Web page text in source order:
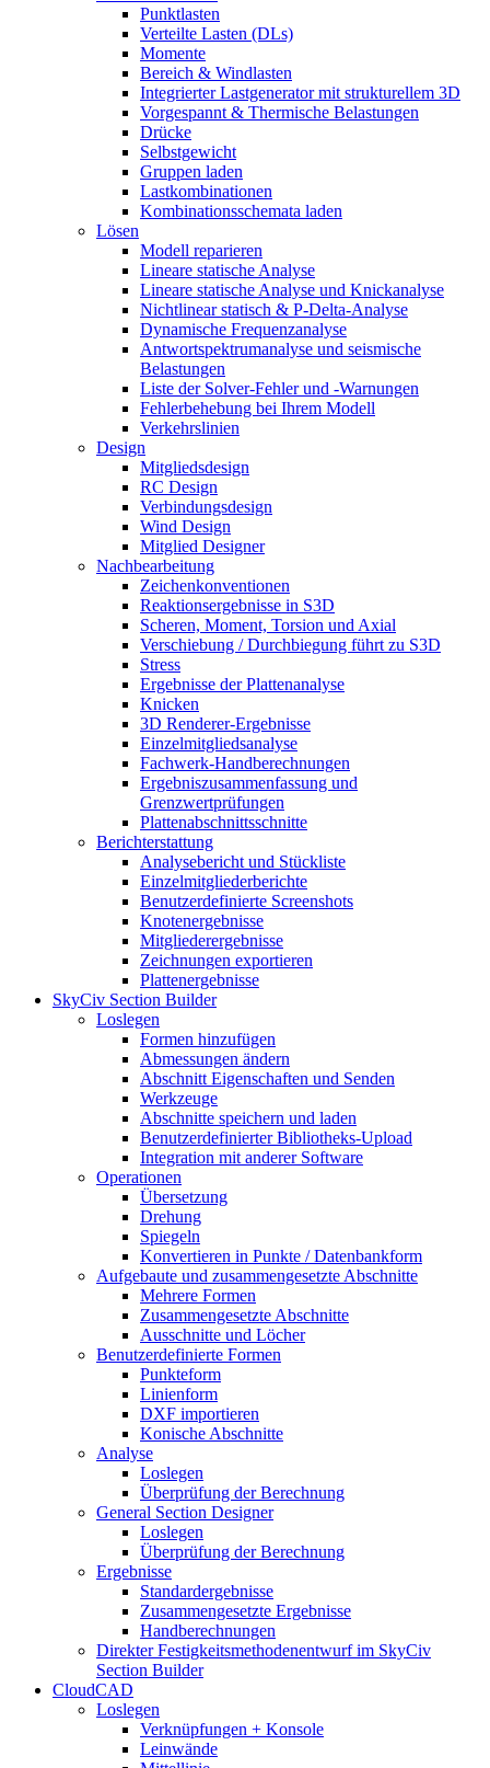
Punktlasten
Verteilte Lasten (DLs)
Momente
Bereich & Windlasten
Integrierter Lastgenerator mit strukturellem 3D
Vorgespannt & Thermische Belastungen
Drücke
Selbstgewicht
Gruppen laden
Lastkombinationen
Kombinationsschemata laden
Lösen
Modell reparieren
Lineare statische Analyse
Lineare statische Analyse und Knickanalyse
Nichtlinear statisch & P-Delta-Analyse
Dynamische Frequenzanalyse
Antwortspektrumanalyse und seismische
Belastungen
Liste der Solver-Fehler und -Warnungen
Fehlerbehebung bei Ihrem Modell
Verkehrslinien
Design
Mitgliedsdesign
RC Design
Verbindungsdesign
Wind Design
Mitglied Designer
Nachbearbeitung
Zeichenkonventionen
Reaktionsergebnisse in S3D
Scheren, Moment, Torsion und Axial
Verschiebung / Durchbiegung führt zu S3D
Stress
Ergebnisse der Plattenanalyse
Knicken
3D Renderer-Ergebnisse
Einzelmitgliedsanalyse
Fachwerk-Handberechnungen
Ergebniszusammenfassung und
Grenzwertprüfungen
Plattenabschnittsschnitte
Berichterstattung
Analysebericht und Stückliste
Einzelmitgliederberichte
Benutzerdefinierte Screenshots
Knotenergebnisse
Mitgliederergebnisse
Zeichnungen exportieren
Plattenergebnisse
SkyCiv Section Builder
Loslegen
Formen hinzufügen
Abmessungen ändern
Abschnitt Eigenschaften und Senden
Werkzeuge
Abschnitte speichern und laden
Benutzerdefinierter Bibliotheks-Upload
Integration mit anderer Software
Operationen
Übersetzung
Drehung
Spiegeln
Konvertieren in Punkte / Datenbankform
Aufgebaute und zusammengesetzte Abschnitte
Mehrere Formen
Zusammengesetzte Abschnitte
Ausschnitte und Löcher
Benutzerdefinierte Formen
Punkteform
Linienform
DXF importieren
Konische Abschnitte
Analyse
Loslegen
Überprüfung der Berechnung
General Section Designer
Loslegen
Überprüfung der Berechnung
Ergebnisse
Standardergebnisse
Zusammengesetzte Ergebnisse
Handberechnungen
Direkter Festigkeitsmethodenentwurf im SkyCiv
Section Builder
CloudCAD
Loslegen
Verknüpfungen + Konsole
Leinwände